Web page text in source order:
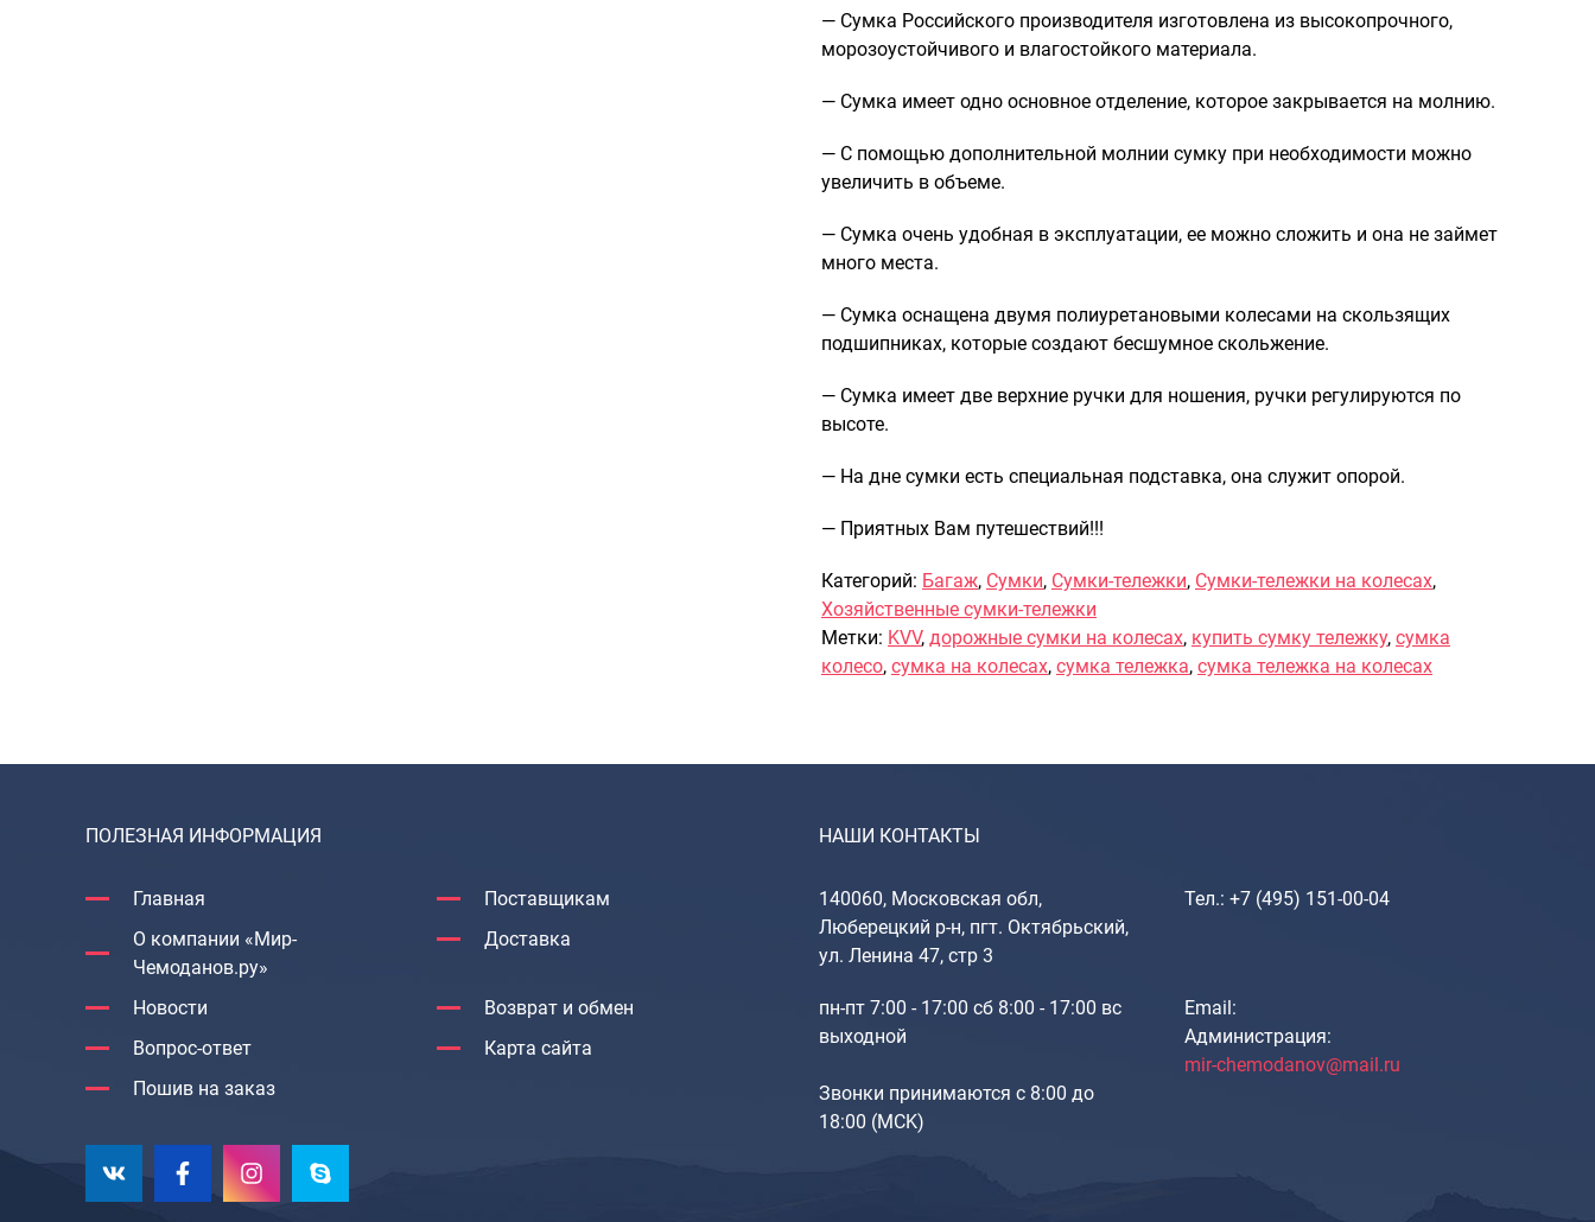
Планшеты
Портпледы
ЧЕХЛЫ ДЛЯ ЧЕМОДАНОВ
Пеналы для школы
Чемоданы оптом
Пилоты на колесах
чемоданов
Распродажа
Сумки деловые
Сумки-рюкзаки на колёсах
— Сумка Российского производителя изготовлена из высокопрочного,
морозоустойчивого и влагостойкого материала.
— Сумка имеет одно основное отделение, которое закрывается на молнию.
— С помощью дополнительной молнии сумку при необходимости можно
увеличить в объеме.
— Сумка очень удобная в эксплуатации, ее можно сложить и она не займет
много места.
— Сумка оснащена двумя полиуретановыми колесами на скользящих
подшипниках, которые создают бесшумное скольжение.
— Сумка имеет две верхние ручки для ношения, ручки регулируются по
высоте.
— На дне сумки есть специальная подставка, она служит опорой.
— Приятных Вам путешествий!!!
Категорий: Багаж, Сумки, Сумки-тележки, Сумки-тележки на колесах,
Хозяйственные сумки-тележки
Метки: KVV, дорожные сумки на колесах, купить сумку тележку, сумка
колесо, сумка на колесах, сумка тележка, сумка тележка на колесах
ПОЛЕЗНАЯ ИНФОРМАЦИЯ
Главная
Поставщикам
О компании «Мир-
Чемоданов.ру»
Доставка
Новости
Возврат и обмен
Вопрос-ответ
Карта сайта
Пошив на заказ
НАШИ КОНТАКТЫ
140060, Московская обл,
Люберецкий р-н, пгт. Октябрьский,
ул. Ленина 47, стр 3
Тел.: +7 (495) 151-00-04
пн-пт 7:00 - 17:00 сб 8:00 - 17:00 вс
выходной
Звонки принимаются с 8:00 до
18:00 (МCK)
Email:
Администрация:
mir-chemodanov@mail.ru